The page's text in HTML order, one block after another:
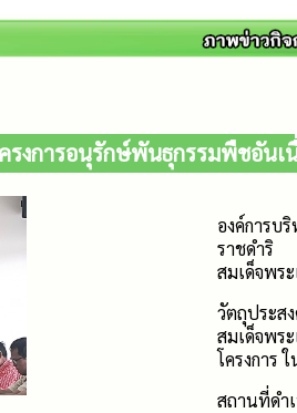
รงการอนุรักษ์พันธุกรรมพืชอันเ
องค์การบ
ราชดำริ
สมเด็จพร
วัตถุประส
สมเด็จพร
โครงการ
สถานที่ดำ